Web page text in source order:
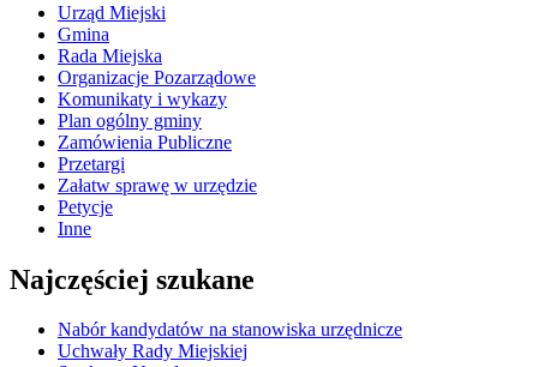
Urząd Miejski
Gmina
Rada Miejska
Organizacje Pozarządowe
Komunikaty i wykazy
Plan ogólny gminy
Zamówienia Publiczne
Przetargi
Załatw sprawę w urzędzie
Petycje
Inne
Najczęściej szukane
Nabór kandydatów na stanowiska urzędnicze
Uchwały Rady Miejskiej